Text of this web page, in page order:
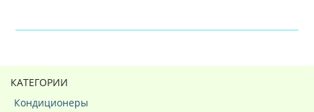
КАТЕГОРИИ
Кондиционеры